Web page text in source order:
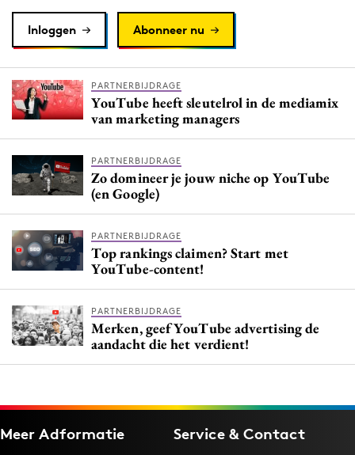
Inloggen Abonneer nu
PARTNERBIJDRAGE
YouTube heeft sleutelrol in de mediamix
van marketing managers
PARTNERBIJDRAGE
Zo domineer je jouw niche op YouTube
(en Google)
PARTNERBIJDRAGE
Top rankings claimen? Start met
YouTube-content!
PARTNERBIJDRAGE
Merken, geef YouTube advertising de
aandacht die het verdient!
Meer Adformatie Service & Contact